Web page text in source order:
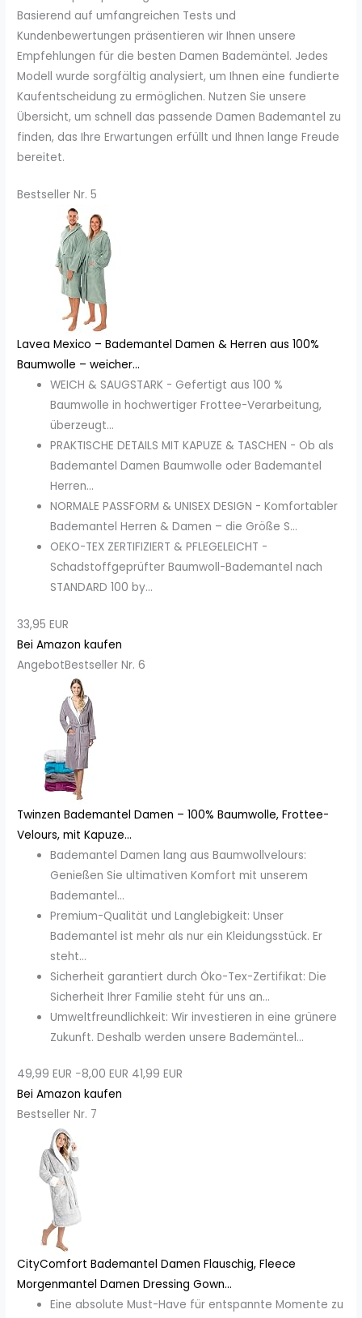
Basierend auf umfangreichen Tests und
Kundenbewertungen präsentieren wir Ihnen unsere
Empfehlungen für die besten Damen Bademäntel. Jedes
Modell wurde sorgfältig analysiert, um Ihnen eine fundierte
Kaufentscheidung zu ermöglichen. Nutzen Sie unsere
Übersicht, um schnell das passende Damen Bademantel zu
finden, das Ihre Erwartungen erfüllt und Ihnen lange Freude
bereitet.
Bestseller Nr. 5
Lavea Mexico – Bademantel Damen & Herren aus 100%
Baumwolle – weicher...
WEICH & SAUGSTARK - Gefertigt aus 100 %
Baumwolle in hochwertiger Frottee-Verarbeitung,
überzeugt...
PRAKTISCHE DETAILS MIT KAPUZE & TASCHEN - Ob als
Bademantel Damen Baumwolle oder Bademantel
Herren...
NORMALE PASSFORM & UNISEX DESIGN - Komfortabler
Bademantel Herren & Damen – die Größe S...
OEKO-TEX ZERTIFIZIERT & PFLEGELEICHT -
Schadstoffgeprüfter Baumwoll-Bademantel nach
STANDARD 100 by...
33,95 EUR
Bei Amazon kaufen
AngebotBestseller Nr. 6
Twinzen Bademantel Damen – 100% Baumwolle, Frottee-
Velours, mit Kapuze...
Bademantel Damen lang aus Baumwollvelours:
Genießen Sie ultimativen Komfort mit unserem
Bademantel...
Premium-Qualität und Langlebigkeit: Unser
Bademantel ist mehr als nur ein Kleidungsstück. Er
steht...
Sicherheit garantiert durch Öko-Tex-Zertifikat: Die
Sicherheit Ihrer Familie steht für uns an...
Umweltfreundlichkeit: Wir investieren in eine grünere
Zukunft. Deshalb werden unsere Bademäntel...
49,99 EUR −8,00 EUR 41,99 EUR
Bei Amazon kaufen
Bestseller Nr. 7
CityComfort Bademantel Damen Flauschig, Fleece
Morgenmantel Damen Dressing Gown...
Eine absolute Must-Have für entspannte Momente zu